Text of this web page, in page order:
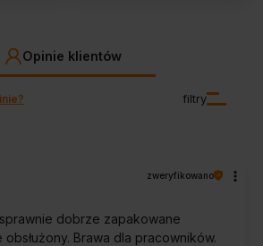
Opinie klientów
filtry
zweryfikowano
dobrze zapakowane
obsłużony. Brawa dla pracowników.